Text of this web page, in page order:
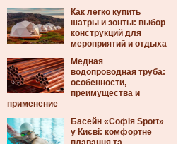
Как легко купить
шатры и зонты: выбор
конструкций для
мероприятий и отдыха
Медная
водопроводная труба:
особенности,
преимущества и
применение
Басейн «Софія Sport»
у Києві: комфортне